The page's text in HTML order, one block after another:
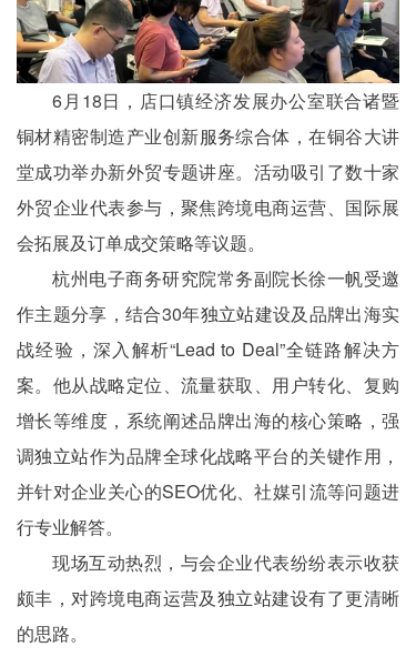
6月18日，店口镇经济发展办公室联合诸暨
铜材精密制造产业创新服务综合体，在铜谷大讲
堂成功举办新外贸专题讲座。活动吸引了数十家
外贸企业代表参与，聚焦跨境电商运营、国际展
会拓展及订单成交策略等议题。
杭州电子商务研究院常务副院长徐一帆受邀
作主题分享，结合30年独立站建设及品牌出海实
战经验，深入解析“Lead to Deal”全链路解决方
案。他从战略定位、流量获取、用户转化、复购
增长等维度，系统阐述品牌出海的核心策略，强
调独立站作为品牌全球化战略平台的关键作用，
并针对企业关心的SEO优化、社媒引流等问题进
行专业解答。
现场互动热烈，与会企业代表纷纷表示收获
颇丰，对跨境电商运营及独立站建设有了更清晰
的思路。